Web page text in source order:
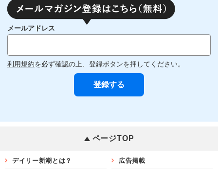
メールアドレス
利用規約を必ず確認の上、登録ボタンを押してください。
ページTOP
デイリー新潮とは？ 広告掲載